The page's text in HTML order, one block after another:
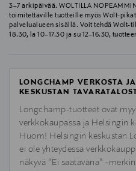
3–7 arkipäivää. WOLTILLA
toimitettaville tuotteille myös Wolt-
palvelualueen sisällä. Voit tehdä Wolt-
18.30, la 10–17.30 ja su 12–16.30,
LONGCHAMP VERKOSTA
KESKUSTAN
Longchamp-tuotteet ovat
verkkokaupassa ja Helsingin
Huom! Helsingin keskustan
ei ole yhteydessä
näkyvä "Ei saatavana" -